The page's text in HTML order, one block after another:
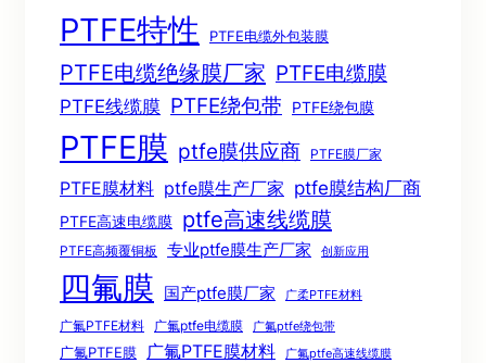
PTFE特性 PTFE电缆外包装膜
PTFE电缆绝缘膜厂家 PTFE电缆膜
PTFE线缆膜 PTFE绕包带 PTFE绕包膜
PTFE膜 ptfe膜供应商 PTFE膜厂家
PTFE膜材料 ptfe膜生产厂家 ptfe膜结构厂商
PTFE高速电缆膜 ptfe高速线缆膜
PTFE高频覆铜板 专业ptfe膜生产厂家 创新应用
四氟膜 国产ptfe膜厂家 广柔PTFE材料
广氟PTFE材料 广氟ptfe电缆膜 广氟ptfe绕包带
广氟PTFE膜 广氟PTFE膜材料 广氟ptfe高速线缆膜